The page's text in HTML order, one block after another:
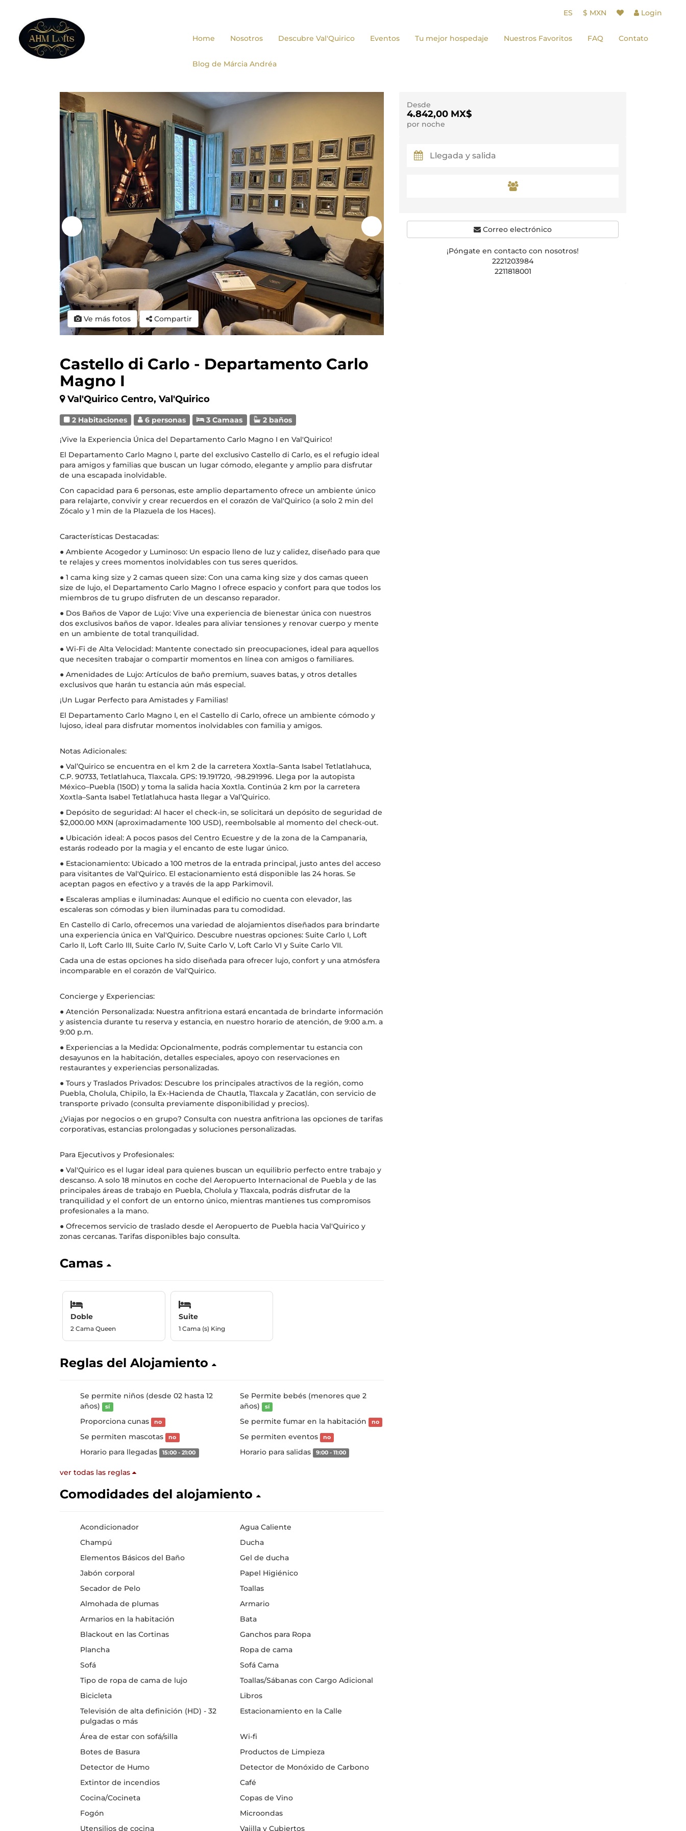
ES $ MXN Login
Home Nosotros Descubre Val'Quirico Eventos Tu mejor hospedaje Nuestros Favoritos FAQ Contato
Blog de Márcia Andréa
Ve más fotos Compartir
Castello di Carlo - Departamento Carlo
Magno I
Val'Quirico Centro, Val'Quirico
2 Habitaciones 6 personas 3 Camaas 2 baños
¡Vive la Experiencia Única del Departamento Carlo Magno I en Val'Quirico!
El Departamento Carlo Magno I, parte del exclusivo Castello di Carlo, es el refugio ideal
para amigos y familias que buscan un lugar cómodo, elegante y amplio para disfrutar
de una escapada inolvidable.
Con capacidad para 6 personas, este amplio departamento ofrece un ambiente único
para relajarte, convivir y crear recuerdos en el corazón de Val'Quirico (a solo 2 min del
Zócalo y 1 min de la Plazuela de los Haces).
Características Destacadas:
● Ambiente Acogedor y Luminoso: Un espacio lleno de luz y calidez, diseñado para que
te relajes y crees momentos inolvidables con tus seres queridos.
● 1 cama king size y 2 camas queen size: Con una cama king size y dos camas queen
size de lujo, el Departamento Carlo Magno I ofrece espacio y confort para que todos los
miembros de tu grupo disfruten de un descanso reparador.
● Dos Baños de Vapor de Lujo: Vive una experiencia de bienestar única con nuestros
dos exclusivos baños de vapor. Ideales para aliviar tensiones y renovar cuerpo y mente
en un ambiente de total tranquilidad.
● Wi-Fi de Alta Velocidad: Mantente conectado sin preocupaciones, ideal para aquellos
que necesiten trabajar o compartir momentos en línea con amigos o familiares.
● Amenidades de Lujo: Artículos de baño premium, suaves batas, y otros detalles
exclusivos que harán tu estancia aún más especial.
¡Un Lugar Perfecto para Amistades y Familias!
El Departamento Carlo Magno I, en el Castello di Carlo, ofrece un ambiente cómodo y
lujoso, ideal para disfrutar momentos inolvidables con familia y amigos.
Notas Adicionales:
● Val’Quirico se encuentra en el km 2 de la carretera Xoxtla–Santa Isabel Tetlatlahuca,
C.P. 90733, Tetlatlahuca, Tlaxcala. GPS: 19.191720, -98.291996. Llega por la autopista
México–Puebla (150D) y toma la salida hacia Xoxtla. Continúa 2 km por la carretera
Xoxtla–Santa Isabel Tetlatlahuca hasta llegar a Val’Quirico.
● Depósito de seguridad: Al hacer el check-in, se solicitará un depósito de seguridad de
$2,000.00 MXN (aproximadamente 100 USD), reembolsable al momento del check-out.
● Ubicación ideal: A pocos pasos del Centro Ecuestre y de la zona de la Campanaria,
estarás rodeado por la magia y el encanto de este lugar único.
● Estacionamiento: Ubicado a 100 metros de la entrada principal, justo antes del acceso
para visitantes de Val'Quirico. El estacionamiento está disponible las 24 horas. Se
aceptan pagos en efectivo y a través de la app Parkimovil.
● Escaleras amplias e iluminadas: Aunque el edificio no cuenta con elevador, las
escaleras son cómodas y bien iluminadas para tu comodidad.
En Castello di Carlo, ofrecemos una variedad de alojamientos diseñados para brindarte
una experiencia única en Val'Quirico. Descubre nuestras opciones: Suite Carlo I, Loft
Carlo II, Loft Carlo III, Suite Carlo IV, Suite Carlo V, Loft Carlo VI y Suite Carlo VII.
Cada una de estas opciones ha sido diseñada para ofrecer lujo, confort y una atmósfera
incomparable en el corazón de Val'Quirico.
Concierge y Experiencias:
● Atención Personalizada: Nuestra anfitriona estará encantada de brindarte información
y asistencia durante tu reserva y estancia, en nuestro horario de atención, de 9:00 a.m. a
9:00 p.m.
● Experiencias a la Medida: Opcionalmente, podrás complementar tu estancia con
desayunos en la habitación, detalles especiales, apoyo con reservaciones en
restaurantes y experiencias personalizadas.
● Tours y Traslados Privados: Descubre los principales atractivos de la región, como
Puebla, Cholula, Chipilo, la Ex-Hacienda de Chautla, Tlaxcala y Zacatlán, con servicio de
transporte privado (consulta previamente disponibilidad y precios).
¿Viajas por negocios o en grupo? Consulta con nuestra anfitriona las opciones de tarifas
corporativas, estancias prolongadas y soluciones personalizadas.
Para Ejecutivos y Profesionales:
● Val'Quirico es el lugar ideal para quienes buscan un equilibrio perfecto entre trabajo y
descanso. A solo 18 minutos en coche del Aeropuerto Internacional de Puebla y de las
principales áreas de trabajo en Puebla, Cholula y Tlaxcala, podrás disfrutar de la
tranquilidad y el confort de un entorno único, mientras mantienes tus compromisos
profesionales a la mano.
● Ofrecemos servicio de traslado desde el Aeropuerto de Puebla hacia Val'Quirico y
zonas cercanas. Tarifas disponibles bajo consulta.
Camas
Doble
2 Cama Queen
Suite
1 Cama (s) King
Reglas del Alojamiento
Se permite niños (desde 02 hasta 12
años)
sí
Se Permite bebés (menores que 2
años)
sí
Proporciona cunas no Se permite fumar en la habitación no
Se permiten mascotas no Se permiten eventos no
Horario para llegadas 15:00 - 21:00 Horario para salidas 9:00 - 11:00
ver todas las reglas
Comodidades del alojamiento
Acondicionador
Agua Caliente
Champú
Ducha
Elementos Básicos del Baño
Gel de ducha
Jabón corporal
Papel Higiénico
Secador de Pelo
Toallas
Almohada de plumas
Armario
Armarios en la habitación
Bata
Blackout en las Cortinas
Ganchos para Ropa
Plancha
Ropa de cama
Sofá
Sofá Cama
Tipo de ropa de cama de lujo
Toallas/Sábanas con Cargo Adicional
Bicicleta
Libros
Televisión de alta definición (HD) - 32
pulgadas o más
Estacionamiento en la Calle
Área de estar con sofá/silla
Wi-fi
Botes de Basura
Productos de Limpieza
Detector de Humo
Detector de Monóxido de Carbono
Extintor de incendios
Café
Cocina/Cocineta
Copas de Vino
Fogón
Microondas
Utensilios de cocina
Vajilla y Cubiertos
Desde
4.842,00 MX$
por noche
Correo electrónico
¡Póngate en contacto con nosotros!
2221203984
2211818001